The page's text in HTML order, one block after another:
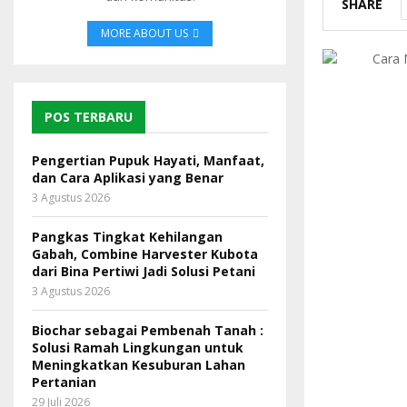
SHARE
MORE ABOUT US
POS TERBARU
Pengertian Pupuk Hayati, Manfaat,
dan Cara Aplikasi yang Benar
3 Agustus 2026
Pangkas Tingkat Kehilangan
Gabah, Combine Harvester Kubota
dari Bina Pertiwi Jadi Solusi Petani
3 Agustus 2026
Biochar sebagai Pembenah Tanah :
Solusi Ramah Lingkungan untuk
Meningkatkan Kesuburan Lahan
Pertanian
29 Juli 2026